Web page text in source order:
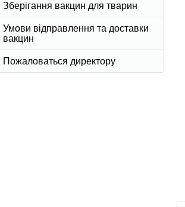
Зберігання вакцин для тварин
Умови відправлення та доставки
вакцин
Пожаловаться директору